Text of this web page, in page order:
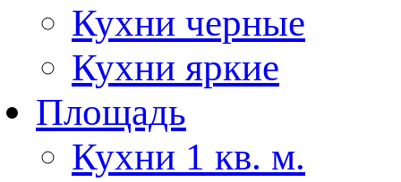
Кухни черные
Кухни яркие
Площадь
Кухни 1 кв. м.